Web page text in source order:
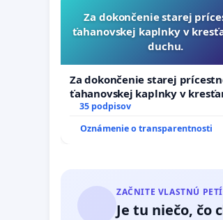
Za dokončenie starej
ťahanovskej kaplnky v
duchu.
Za dokončenie starej
ťahanovskej kaplnky v
duchu.
35 podpisov
Oznámenie o transparentnosti
ZAČNITE VLASTNÚ
Je tu niečo, čo